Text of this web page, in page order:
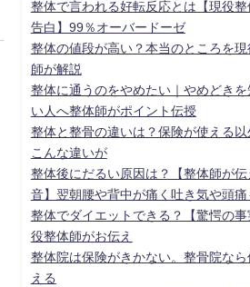
整体で言われる好転反応とは【現役整
告白】99％オーバードーゼ
整体の値段が高い？本当のところを現
師が解説
整体に通うのをやめたい｜やめどきを
い人へ整体師がポイント伝授
整体と整骨の違いは？保険が使える以
こんな違いが
整体後にだるい原因は？【整体師が伝
音】翌朝腰や背中が痛く吐き気や頭痛
整体でダイエットできる？【驚愕の事
役整体師がお伝え
整体院は保険がきかない。整骨院なら
える